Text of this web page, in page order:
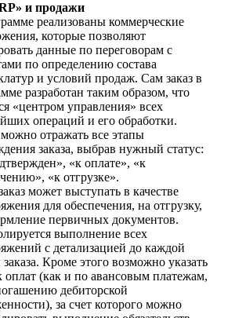
» и продажи
реализованы коммерческие
которые позволяют
данные по переговорам с
по определению состава
и условий продаж. Сам заказ в
разработан таким образом, что
«центром управления» всех
операций и его обработки.
отражать все этапы
заказа, выбрав нужный статус:
«к оплате», «к
«к отгрузке».
может выступать в качестве
для обеспечения, на отгрузку,
первичных документов.
выполнение всех
с детализацией до каждой
заказа. Кроме этого возможно указать
оплат (как и по авансовым платежам,
дебиторской
за счет которого можно